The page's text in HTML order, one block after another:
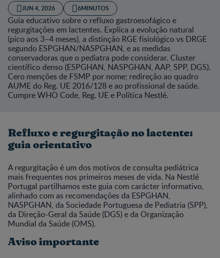
JUN 4, 2026 6MINUTOS
Guia educativo sobre o refluxo gastroesofágico e
regurgitações em lactentes. Explica a evolução natural
(pico aos 3–4 meses), a distinção RGE fisiológico vs DRGE
segundo ESPGHAN/NASPGHAN, e as medidas
conservadoras que o pediatra pode considerar. Cluster
científico denso (ESPGHAN, NASPGHAN, AAP, SPP, DGS).
Cero menções de FSMP por nome; redireção ao quadro
AUME do Reg. UE 2016/128 e ao profissional de saúde.
Cumpre WHO Code, Reg. UE e Política Nestlé.
Refluxo e regurgitação no lactente:
guia orientativo
A regurgitação é um dos motivos de consulta pediátrica
mais frequentes nos primeiros meses de vida. Na Nestlé
Portugal partilhamos este guia com carácter informativo,
alinhado com as recomendações da ESPGHAN,
NASPGHAN, da Sociedade Portuguesa de Pediatria (SPP),
da Direção-Geral da Saúde (DGS) e da Organização
Mundial da Saúde (OMS).
Aviso importante